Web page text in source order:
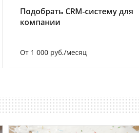
Подобрать CRM-систему для
компании
От 1 000 руб./месяц